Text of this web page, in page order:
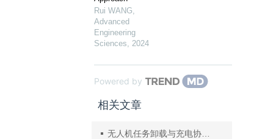
Rui WANG,
Advanced
Engineering
Sciences, 2024
Powered by
相关文章
无人机任务卸载与充电协同优化